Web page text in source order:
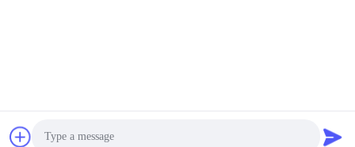
2021-2026 Shenzhen Bely Energy Technology Co., Ltd. . Seluruh